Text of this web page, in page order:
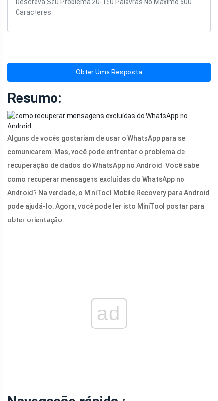
Obter Uma Resposta
Resumo:
Alguns de vocês gostariam de usar o WhatsApp para se
comunicarem. Mas, você pode enfrentar o problema de
recuperação de dados do WhatsApp no ​​Android. Você sabe
como recuperar mensagens excluídas do WhatsApp no ​​
Android? Na verdade, o MiniTool Mobile Recovery para Android
pode ajudá-lo. Agora, você pode ler isto MiniTool postar para
obter orientação.
ad